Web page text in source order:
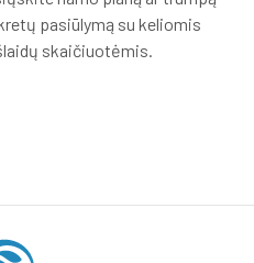
pasiūlymą su keliomis
skaičiuotėmis.